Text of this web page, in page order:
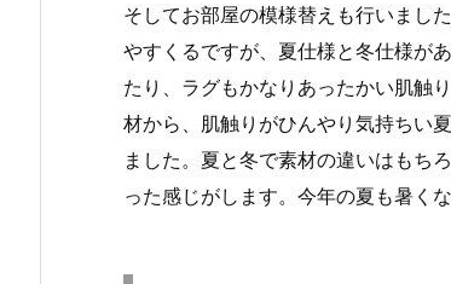
そしてお部屋の模様替えも行いまし
やすくるですが、夏仕様と冬仕様が
たり、ラグもかなりあったかい肌触
材から、肌触りがひんやり気持ちい
ました。夏と冬で素材の違いはもち
った感じがします。今年の夏も暑く